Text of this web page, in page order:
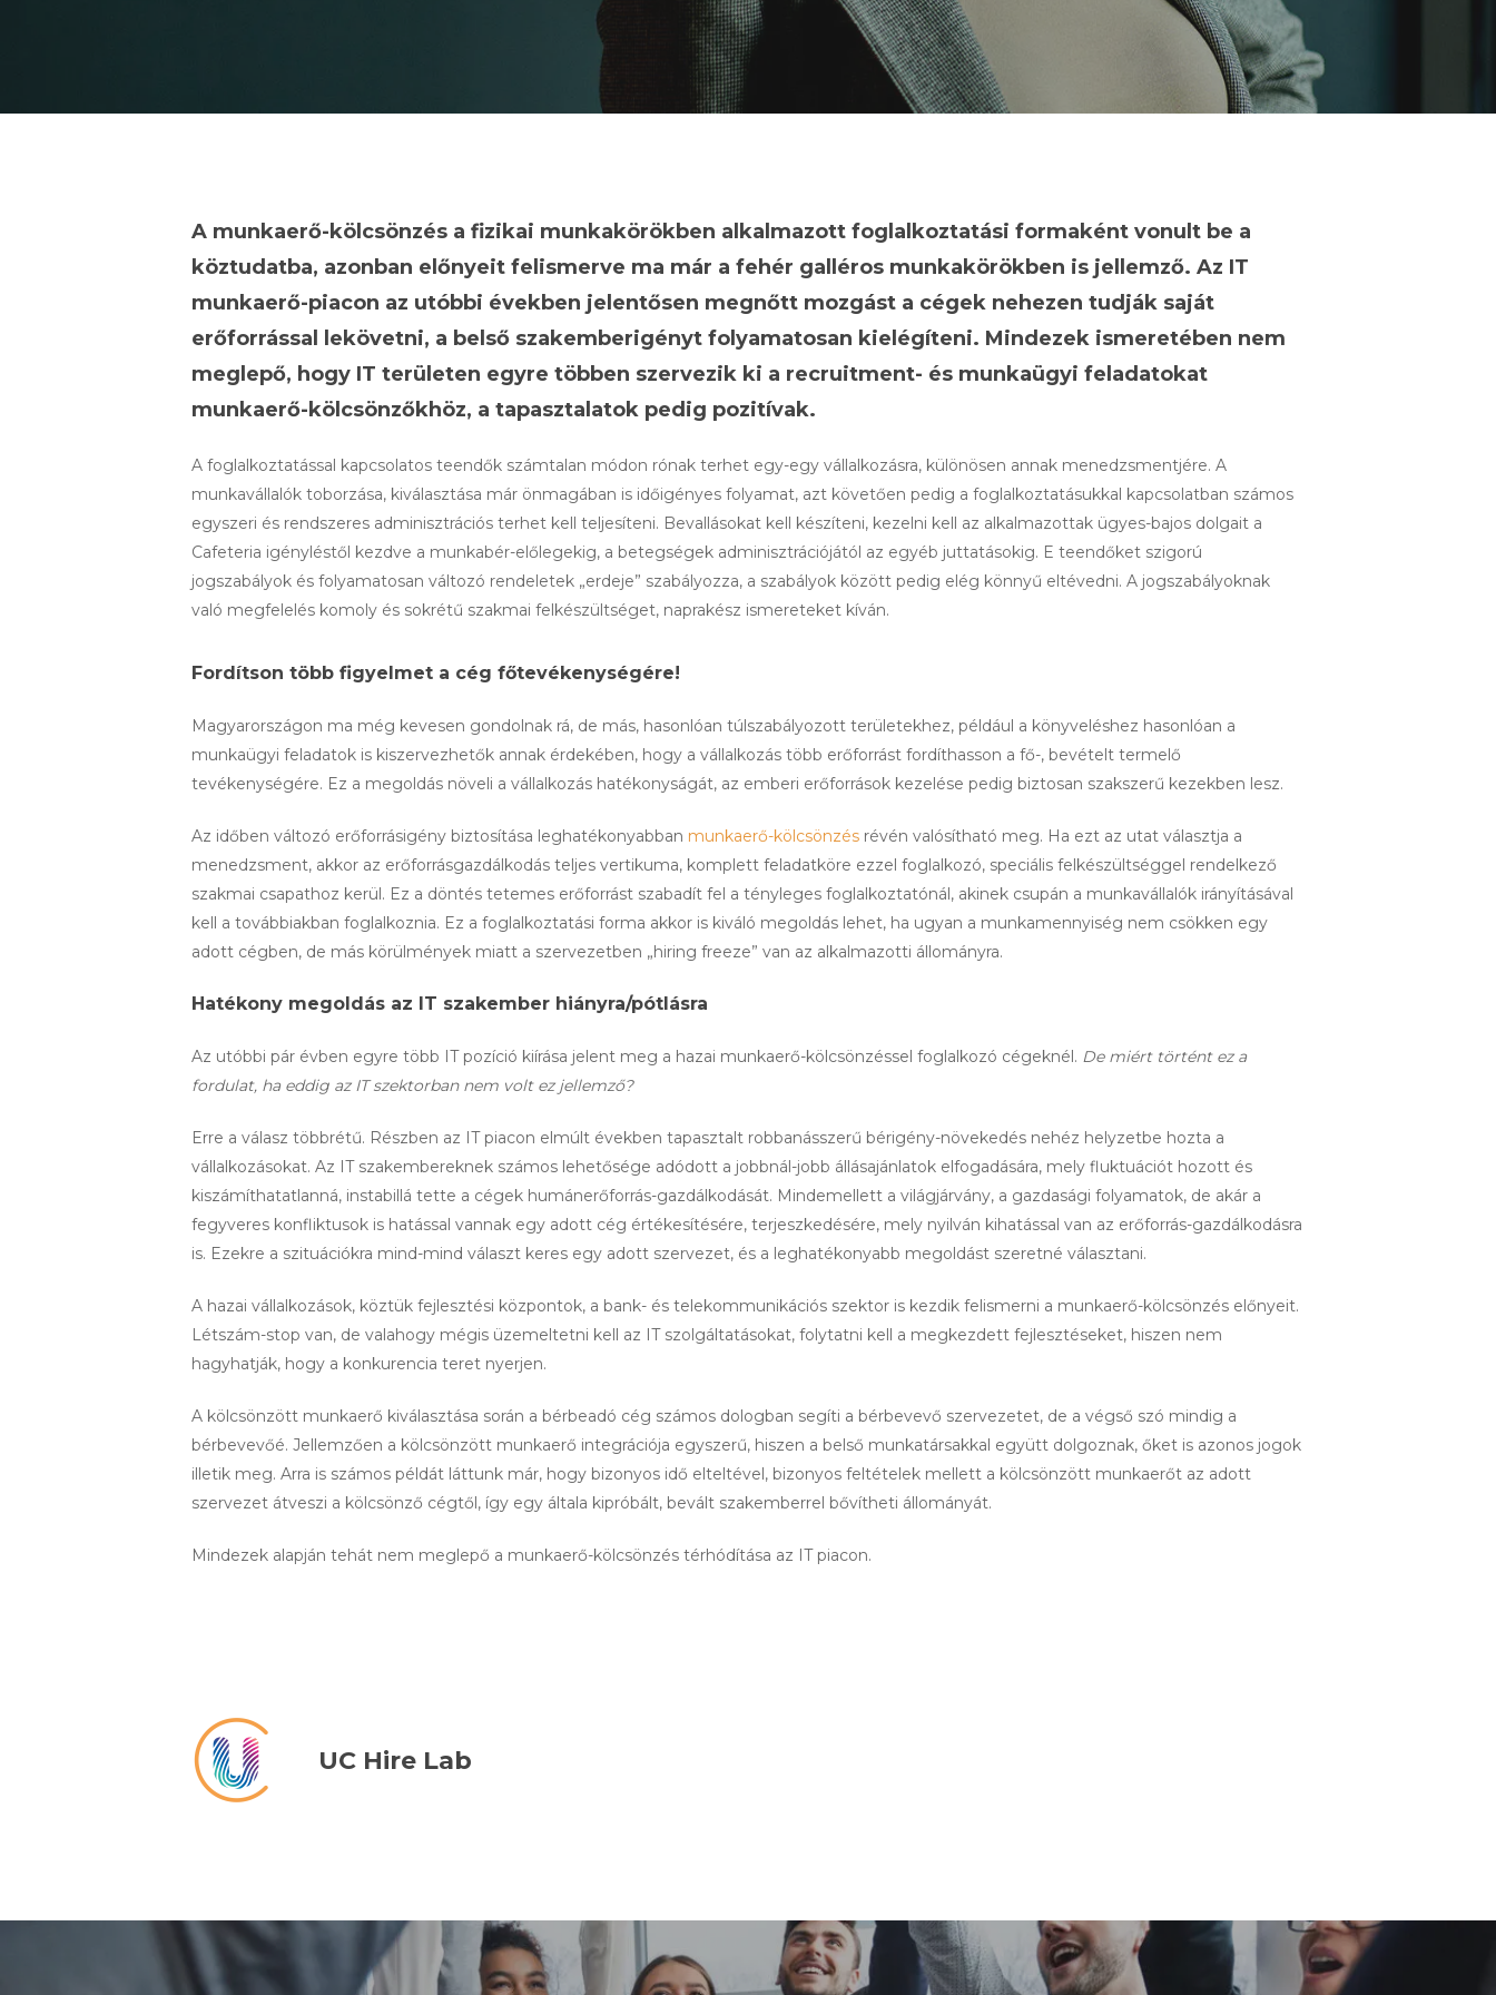
A munkaerő-kölcsönzés a fizikai munkakörökben alkalmazott foglalkoztatási formaként vonult be a
köztudatba, azonban előnyeit felismerve ma már a fehér galléros munkakörökben is jellemző. Az IT
munkaerő-piacon az utóbbi években jelentősen megnőtt mozgást a cégek nehezen tudják saját
erőforrással lekövetni, a belső szakemberigényt folyamatosan kielégíteni. Mindezek ismeretében nem
meglepő, hogy IT területen egyre többen szervezik ki a recruitment- és munkaügyi feladatokat
munkaerő-kölcsönzőkhöz, a tapasztalatok pedig pozitívak.
A foglalkoztatással kapcsolatos teendők számtalan módon rónak terhet egy-egy vállalkozásra, különösen annak menedzsmentjére. A
munkavállalók toborzása, kiválasztása már önmagában is időigényes folyamat, azt követően pedig a foglalkoztatásukkal kapcsolatban számos
egyszeri és rendszeres adminisztrációs terhet kell teljesíteni. Bevallásokat kell készíteni, kezelni kell az alkalmazottak ügyes-bajos dolgait a
Cafeteria igényléstől kezdve a munkabér-előlegekig, a betegségek adminisztrációjától az egyéb juttatásokig. E teendőket szigorú
jogszabályok és folyamatosan változó rendeletek „erdeje” szabályozza, a szabályok között pedig elég könnyű eltévedni. A jogszabályoknak
való megfelelés komoly és sokrétű szakmai felkészültséget, naprakész ismereteket kíván.
Fordítson több figyelmet a cég főtevékenységére!
Magyarországon ma még kevesen gondolnak rá, de más, hasonlóan túlszabályozott területekhez, például a könyveléshez hasonlóan a
munkaügyi feladatok is kiszervezhetők annak érdekében, hogy a vállalkozás több erőforrást fordíthasson a fő-, bevételt termelő
tevékenységére. Ez a megoldás növeli a vállalkozás hatékonyságát, az emberi erőforrások kezelése pedig biztosan szakszerű kezekben lesz.
Az időben változó erőforrásigény biztosítása leghatékonyabban munkaerő-kölcsönzés révén valósítható meg. Ha ezt az utat választja a
menedzsment, akkor az erőforrásgazdálkodás teljes vertikuma, komplett feladatköre ezzel foglalkozó, speciális felkészültséggel rendelkező
szakmai csapathoz kerül. Ez a döntés tetemes erőforrást szabadít fel a tényleges foglalkoztatónál, akinek csupán a munkavállalók irányításával
kell a továbbiakban foglalkoznia. Ez a foglalkoztatási forma akkor is kiváló megoldás lehet, ha ugyan a munkamennyiség nem csökken egy
adott cégben, de más körülmények miatt a szervezetben „hiring freeze” van az alkalmazotti állományra.
Hatékony megoldás az IT szakember hiányra/pótlásra
Az utóbbi pár évben egyre több IT pozíció kiírása jelent meg a hazai munkaerő-kölcsönzéssel foglalkozó cégeknél. De miért történt ez a
fordulat, ha eddig az IT szektorban nem volt ez jellemző?
Erre a válasz többrétű. Részben az IT piacon elmúlt években tapasztalt robbanásszerű bérigény-növekedés nehéz helyzetbe hozta a
vállalkozásokat. Az IT szakembereknek számos lehetősége adódott a jobbnál-jobb állásajánlatok elfogadására, mely fluktuációt hozott és
kiszámíthatatlanná, instabillá tette a cégek humánerőforrás-gazdálkodását. Mindemellett a világjárvány, a gazdasági folyamatok, de akár a
fegyveres konfliktusok is hatással vannak egy adott cég értékesítésére, terjeszkedésére, mely nyilván kihatással van az erőforrás-gazdálkodásra
is. Ezekre a szituációkra mind-mind választ keres egy adott szervezet, és a leghatékonyabb megoldást szeretné választani.
A hazai vállalkozások, köztük fejlesztési központok, a bank- és telekommunikációs szektor is kezdik felismerni a munkaerő-kölcsönzés előnyeit.
Létszám-stop van, de valahogy mégis üzemeltetni kell az IT szolgáltatásokat, folytatni kell a megkezdett fejlesztéseket, hiszen nem
hagyhatják, hogy a konkurencia teret nyerjen.
A kölcsönzött munkaerő kiválasztása során a bérbeadó cég számos dologban segíti a bérbevevő szervezetet, de a végső szó mindig a
bérbevevőé. Jellemzően a kölcsönzött munkaerő integrációja egyszerű, hiszen a belső munkatársakkal együtt dolgoznak, őket is azonos jogok
illetik meg. Arra is számos példát láttunk már, hogy bizonyos idő elteltével, bizonyos feltételek mellett a kölcsönzött munkaerőt az adott
szervezet átveszi a kölcsönző cégtől, így egy általa kipróbált, bevált szakemberrel bővítheti állományát.
Mindezek alapján tehát nem meglepő a munkaerő-kölcsönzés térhódítása az IT piacon.
UC Hire Lab